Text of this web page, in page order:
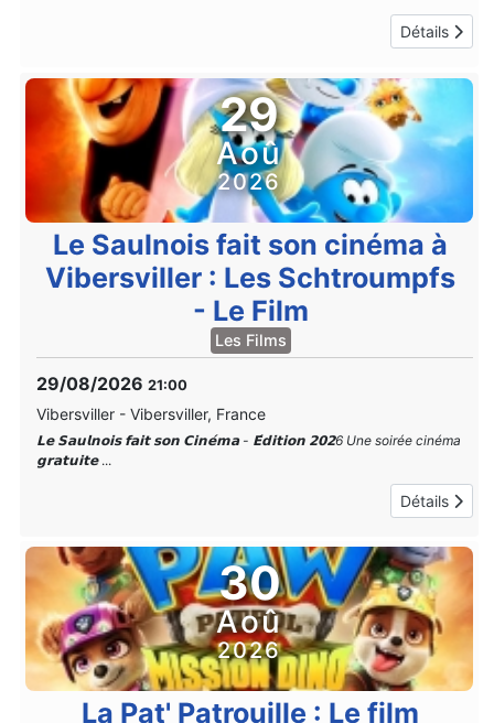
Détails
29
Aoû
2026
Le Saulnois fait son cinéma à
Vibersviller : Les Schtroumpfs
- Le Film
Les Films
29/08/2026 21:00
Vibersviller - Vibersviller, France
𝗟𝗲 𝗦𝗮𝘂𝗹𝗻𝗼𝗶𝘀 𝗳𝗮𝗶𝘁 𝘀𝗼𝗻 𝗖𝗶𝗻𝗲́𝗺𝗮 - 𝗘́𝗱𝗶𝘁𝗶𝗼𝗻 𝟮𝟬𝟮6 Une soirée cinéma
𝗴𝗿𝗮𝘁𝘂𝗶𝘁𝗲...
Détails
30
Aoû
2026
La Pat' Patrouille : Le film